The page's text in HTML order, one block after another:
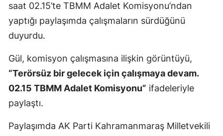
saat 02.15’te TBMM Adalet Komisyonu’ndan
yaptığı paylaşımda çalışmaların sürdüğünü
duyurdu.
Gül, komisyon çalışmasına ilişkin görüntüyü,
“Terörsüz bir gelecek için çalışmaya devam.
02.15 TBMM Adalet Komisyonu” ifadeleriyle
paylaştı.
Paylaşımda AK Parti Kahramanmaraş Milletvekili